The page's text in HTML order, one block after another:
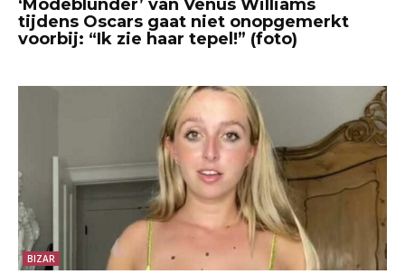
‘Modeblunder’ van Venus Williams
tijdens Oscars gaat niet onopgemerkt
voorbij: “Ik zie haar tepel!” (foto)
BIZAR